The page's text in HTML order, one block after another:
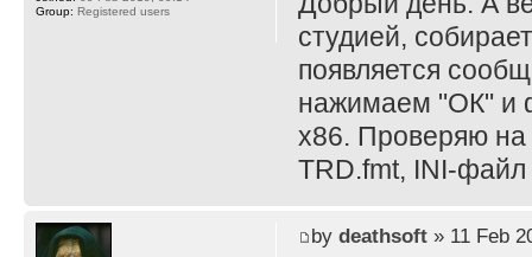
студией,
появляется
нажимаем "ОК" и
x86. Проверяю
TRD.fmt, INI-файл
Group: Registered users
by deathsoft» 11 Feb